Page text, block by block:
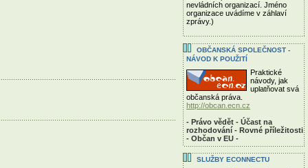
nevládních organizací. Jméno
organizace uvádíme v záhlaví
zprávy.)
OBČANSKÁ SPOLEČNOST -
NÁVOD K POUŽITÍ
Praktické
návody, jak
uplatňovat svá
občanská práva.
http://obcan.ecn.cz
- Právo vědět - Účast na
rozhodování - Rovné příležitosti
- Občan v EU -
SLUŽBY ECONNECTU